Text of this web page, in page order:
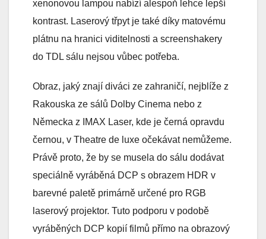
xenonovou lampou nabízí alespoň lehce lepší
kontrast. Laserový třpyt je také díky matovému
plátnu na hranici viditelnosti a screenshakery
do TDL sálu nejsou vůbec potřeba.
Obraz, jaký znají diváci ze zahraničí, nejblíže z
Rakouska ze sálů Dolby Cinema nebo z
Německa z IMAX Laser, kde je černá opravdu
černou, v Theatre de luxe očekávat nemůžeme.
Právě proto, že by se musela do sálu dodávat
speciálně vyráběná DCP s obrazem HDR v
barevné paletě primárně určené pro RGB
laserový projektor. Tuto podporu v podobě
vyráběných DCP kopií filmů přímo na obrazový